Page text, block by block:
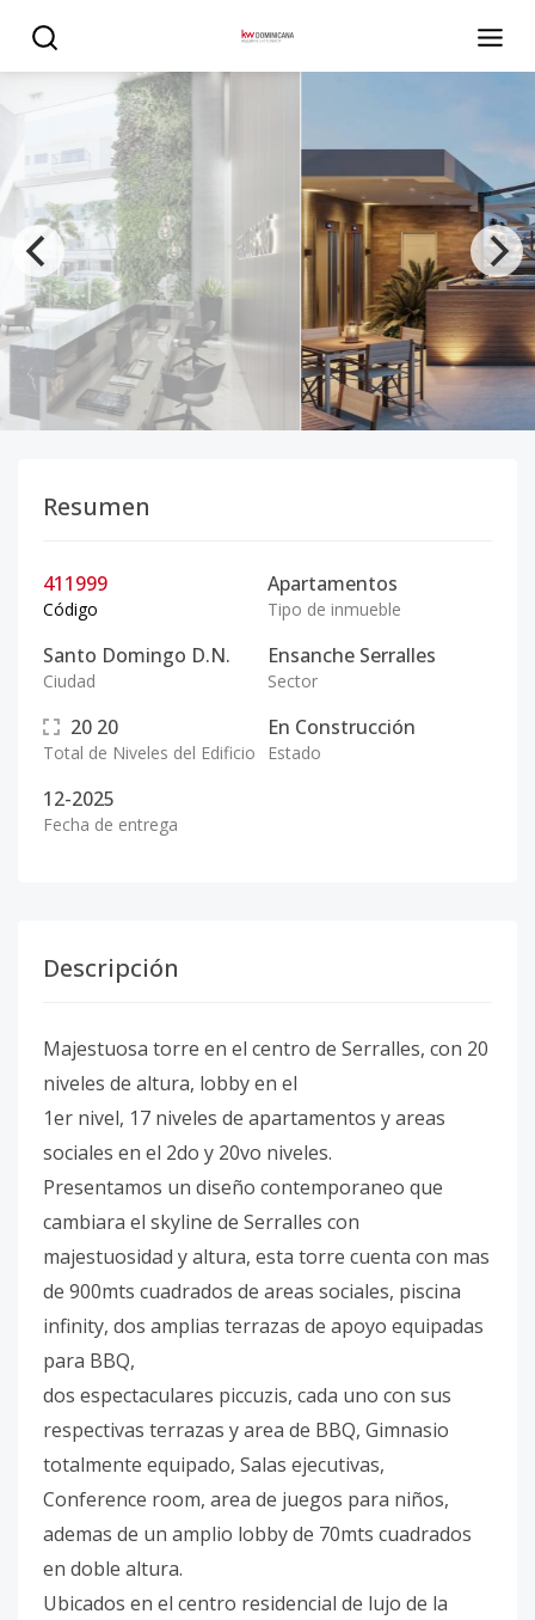
Resumen
411999
Código
Apartamentos
Tipo de inmueble
Santo Domingo D.N.
Ciudad
Ensanche Serralles
Sector
20 20
Total de Niveles del Edificio
En Construcción
Estado
12-2025
Fecha de entrega
Descripción
Majestuosa torre en el centro de Serralles, con 20
niveles de altura, lobby en el
1er nivel, 17 niveles de apartamentos y areas
sociales en el 2do y 20vo niveles.
Presentamos un diseño contemporaneo que
cambiara el skyline de Serralles con
majestuosidad y altura, esta torre cuenta con mas
de 900mts cuadrados de areas sociales, piscina
infinity, dos amplias terrazas de apoyo equipadas
para BBQ,
dos espectaculares piccuzis, cada uno con sus
respectivas terrazas y area de BBQ, Gimnasio
totalmente equipado, Salas ejecutivas,
Conference room, area de juegos para niños,
ademas de un amplio lobby de 70mts cuadrados
en doble altura.
Ubicados en el centro residencial de lujo de la